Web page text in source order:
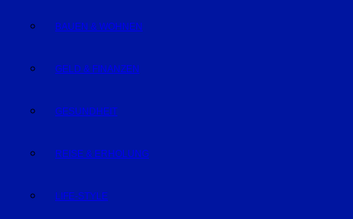
BAUEN & WOHNEN
GELD & FINANZEN
GESUNDHEIT
REISE & ERHOLUNG
LIFE-STYLE